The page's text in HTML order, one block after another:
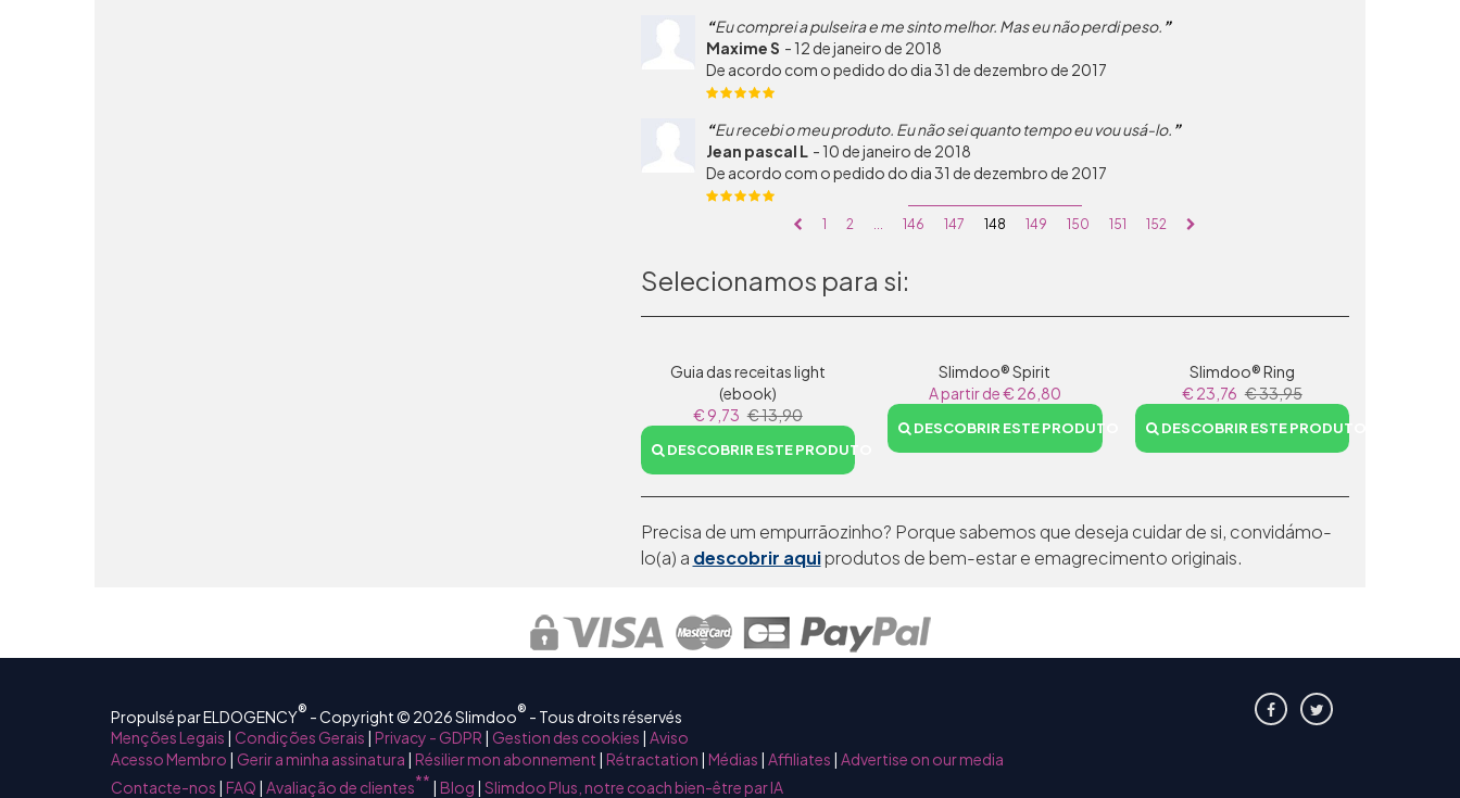
Eu comprei a pulseira e me sinto melhor. Mas eu não perdi peso.
Maxime S - 12 de janeiro de 2018
De acordo com o pedido do dia 31 de dezembro de 2017
Eu recebi o meu produto. Eu não sei quanto tempo eu vou usá-lo.
Jean pascal L - 10 de janeiro de 2018
De acordo com o pedido do dia 31 de dezembro de 2017
1 2 146 147 148 149 150 151 152
Selecionamos para si:
Guia das receitas light
(ebook)
€ 9,73 € 13,90
DESCOBRIR ESTE PRODUTO
Slimdoo® Spirit
A partir de € 26,80
DESCOBRIR ESTE PRODUTO
Slimdoo® Ring
€ 23,76 € 33,95
DESCOBRIR ESTE PRODUTO
Precisa de um empurrãozinho? Porque sabemos que deseja cuidar de si, convidámo-
lo(a) a descobrir aquiprodutos de bem-estar e emagrecimento originais.
Propulsé par ELDOGENCY® - Copyright © 2026 Slimdoo® - Tous droits réservés
Menções Legais
Condições Gerais Privacy - GDPR Gestion des cookies Aviso
Acesso Membro
Gerir a minha assinatura Résilier mon abonnement Rétractation Médias Affiliates Advertise on our media
Contacte-nos | FAQ | Avaliação de clientes** | Blog | Slimdoo Plus, notre coach bien-être par IA